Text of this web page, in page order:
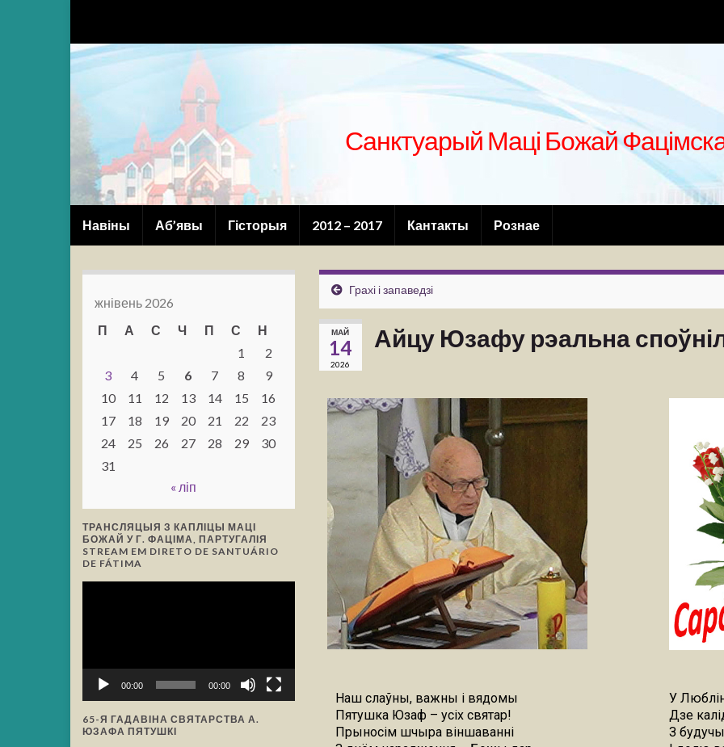
Санктуарый Маці Божай
Навіны Аб’явы Гісторыя 2012 – 2017 Кантакты Рознае
Грахі і запаведзі
МАЙ
14
2026
Айцу Юзафу рэальна
Наш слаўны, важны і вядомы
Пятушка Юзаф – усіх святар!
Прыносім шчыра віншаванні
У
Дзе
З
жнівень 2026
П
А С Ч П С
Н
1
2
3
4 5 6 7 8
9
10
11 12 13 14 15
16
17
18 19 20 21 22
23
24
25 26 27 28 29
30
31
« ліп
ТРАНСЛЯЦЫЯ З КАПЛІЦЫ МАЦІ
БОЖАЙ У Г. ФАЦІМА, ПАРТУГАЛІЯ
STREAM EM DIRETO DE SANTUÁRIO
DE FÁTIMA
00:00 00:00
65-Я ГАДАВІНА СВЯТАРСТВА А.
ЮЗАФА ПЯТУШКІ